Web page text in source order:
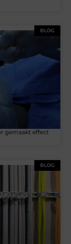
BLOG
gemaakt effect
BLOG